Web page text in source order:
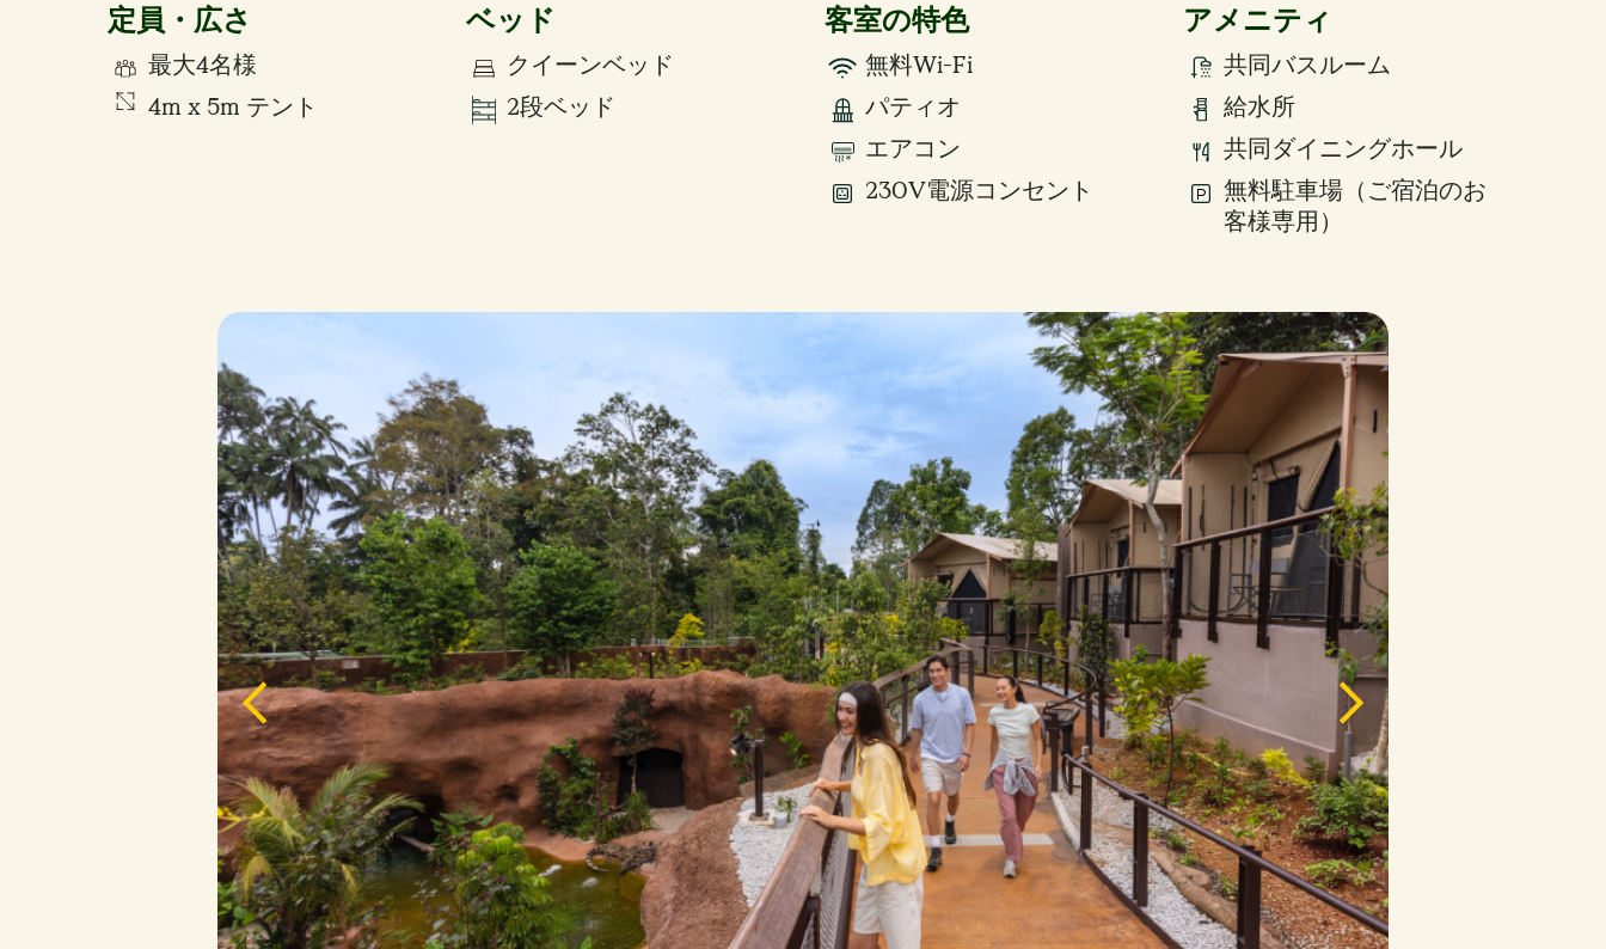
定員・広さ
最大4名様
4m x 5m テント
ベッド
クイーンベッド
2段ベッド
客室の特色
無料Wi-Fi
パティオ
エアコン
230V電源コンセント
アメニティ
共同バスルーム
給水所
共同ダイニングホール
無料駐車場（ご宿泊のお
客様専用）